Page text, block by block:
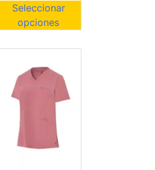
Seleccionar
opciones